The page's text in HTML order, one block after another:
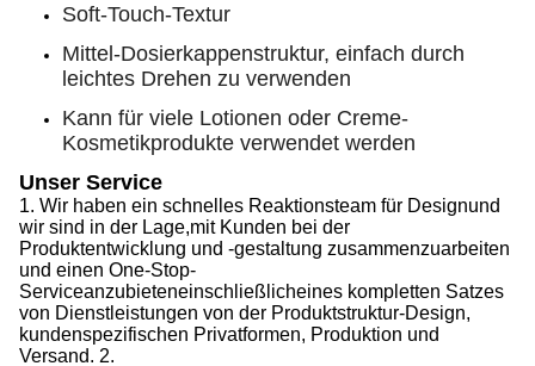
Soft-Touch-Textur
Mittel-Dosierkappenstruktur, einfach durch
leichtes Drehen zu verwenden
Kann für viele Lotionen oder Creme-
Kosmetikprodukte verwendet werden
Unser Service
1. Wir haben ein schnelles Reaktionsteam für Designund
wir sind in der Lage,mit Kunden bei der
Produktentwicklung und -gestaltung zusammenzuarbeiten
und einen One-Stop-
Serviceanzubieteneinschließlicheines kompletten Satzes
von Dienstleistungen von der Produktstruktur-Design,
kundenspezifischen Privatformen, Produktion und
Versand. 2.